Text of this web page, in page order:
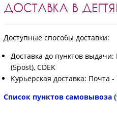
ДОСТАВКА В
Доступные способы доставки:
Доставка до пунктов
(5post), CDEK
Курьерская доставка: Почта -
Список пунктов самовывоза